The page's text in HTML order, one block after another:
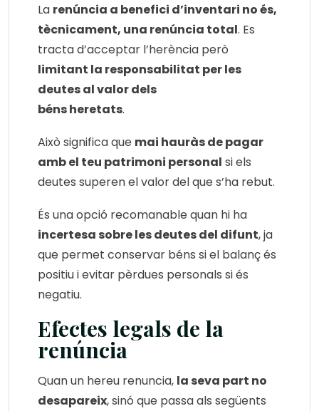
La renúncia a benefici d’inventari no és,
tècnicament, una renúncia total. Es
tracta d’acceptar l’herència però
limitant la responsabilitat per les
deutes al valor dels
béns heretats.
Això significa que mai hauràs de pagar
amb el teu patrimoni personal si els
deutes superen el valor del que s’ha rebut.
És una opció recomanable quan hi ha
incertesa sobre les deutes del difunt, ja
que permet conservar béns si el balanç és
positiu i evitar pèrdues personals si és
negatiu.
Efectes legals de la
renúncia
Quan un hereu renuncia, la seva part no
desapareix, sinó que passa als següents